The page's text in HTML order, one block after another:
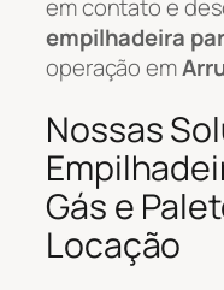
em contato e
empilhadeira
operação em
Nossas
Gás e
Locação